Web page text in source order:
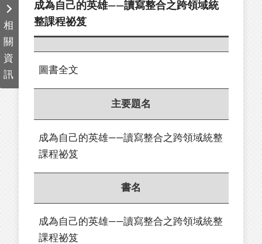
相
關
資
訊
成為自己的英雄——讀寫整合之跨領域統
整課程祕笈
圖書全文
主要題名
成為自己的英雄——讀寫整合之跨領域統整
課程祕笈
書名
成為自己的英雄——讀寫整合之跨領域統整
課程祕笈